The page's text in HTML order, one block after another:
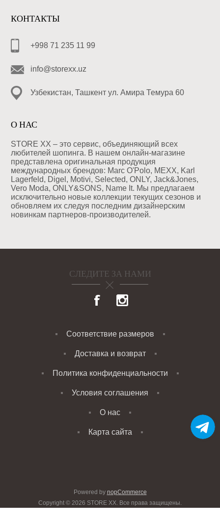
КОНТАКТЫ
+998 71 235 11 99
info@storexx.uz
Узбекистан, Ташкент ул. Амира Темура 60
О НАС
STORE XX – это сервис, объединяющий всех
любителей шопинга. В нашем онлайн-магазине
представлена оригинальная продукция
международных брендов: Marc O'Polo, MEXX, Karl
Lagerfeld, Digel, Motivi, Selected, ONLY, Jack&Jones,
Vero Moda, ONLY&SONS, Name It. Мы предлагаем
исключительно новые коллекции текущих сезонов и
обновляем их следуя последним дизайнерским
новинкам партнеров-производителей.
СЛЕДИТЕ ЗА НАМИ
Соответствие размеров
Доставка и возврат
Политика конфиденциальности
Условия соглашения
О нас
Карта сайта
Powered by nopCommerce
Copyright © 2026 STORE XX. Все права защищены.